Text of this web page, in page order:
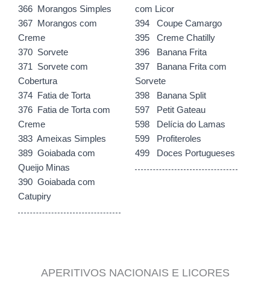
366 Morangos Simples
367 Morangos com
Creme
370 Sorvete
371 Sorvete com
Cobertura
374 Fatia de Torta
376 Fatia de Torta com
Creme
383 Ameixas Simples
389 Goiabada com
Queijo Minas
390 Goiabada com
Catupiry
com Licor
394 Coupe Camargo
395 Creme Chatilly
396 Banana Frita
397 Banana Frita com
Sorvete
398 Banana Split
597 Petit Gateau
598 Delícia do Lamas
599 Profiteroles
499 Doces Portugueses
APERITIVOS NACIONAIS E LICORES